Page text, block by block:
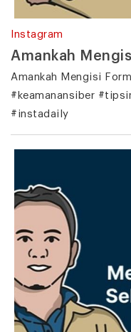
Instagram
Amankah
Amankah Mengisi
#keamanansiber
#instadaily